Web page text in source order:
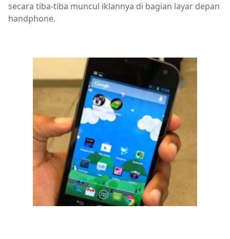
secara tiba-tiba muncul iklannya di bagian layar depan
handphone.